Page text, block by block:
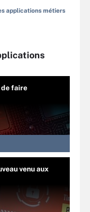
applications métiers
de faire
venu aux